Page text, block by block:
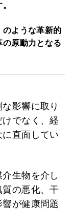
のような革新的
原動力となる
影響に取り
でなく、経
直面してい
生物を介し
の悪化、干
が健康問題